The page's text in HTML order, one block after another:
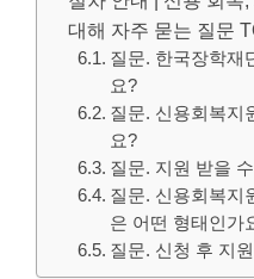
대해 자주 묻는 질문
질문. 한국장학재
요?
질문. 신용회복지
요?
질문. 지원 받을
질문. 신용회복지
은 어떤 형태인가
질문. 신청 후 지